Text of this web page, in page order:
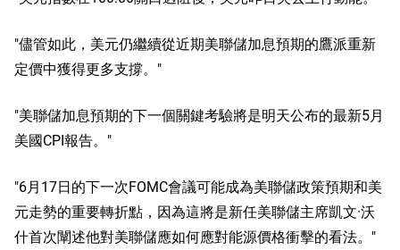
"儘管如此，美元仍繼續從近期美聯儲加息預期的鷹派重新
定價中獲得更多支撐。"
"美聯儲加息預期的下一個關鍵考驗將是明天公布的最新5月
美國CPI報告。"
"6月17日的下一次FOMC會議可能成為美聯儲政策預期和美
元走勢的重要轉折點，因為這將是新任美聯儲主席凱文·沃
什首次闡述他對美聯儲應如何應對能源價格衝擊的看法。"